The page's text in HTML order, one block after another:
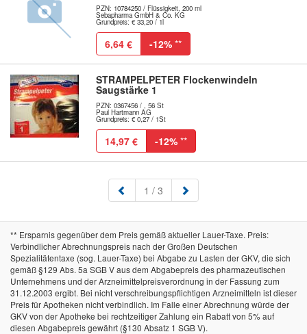
PZN: 10784250 / Flüssigkeit, 200 ml
Sebapharma GmbH & Co. KG
Grundpreis: € 33,20 / 1l
6,64 € -12% **
STRAMPELPETER Flockenwindeln
Saugstärke 1
PZN: 0367456 / , 56 St
Paul Hartmann AG
Grundpreis: € 0,27 / 1St
14,97 € -12% **
1 (aktuell)
/ 3
** Ersparnis gegenüber dem Preis gemäß aktueller Lauer-Taxe. Preis:
Verbindlicher Abrechnungspreis nach der Großen Deutschen
Spezialitätentaxe (sog. Lauer-Taxe) bei Abgabe zu Lasten der GKV, die sich
gemäß §129 Abs. 5a SGB V aus dem Abgabepreis des pharmazeutischen
Unternehmens und der Arzneimittelpreisverordnung in der Fassung zum
31.12.2003 ergibt. Bei nicht verschreibungspflichtigen Arzneimitteln ist dieser
Preis für Apotheken nicht verbindlich. Im Falle einer Abrechnung würde der
GKV von der Apotheke bei rechtzeitiger Zahlung ein Rabatt von 5% auf
diesen Abgabepreis gewährt (§130 Absatz 1 SGB V).